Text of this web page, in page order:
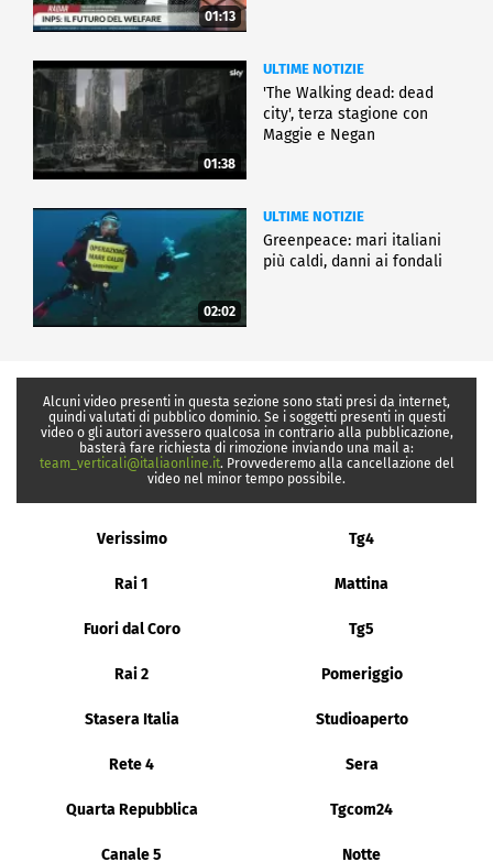
01:13
01:38
ULTIME NOTIZIE
'The Walking dead: dead
city', terza stagione con
Maggie e Negan
02:02
ULTIME NOTIZIE
Greenpeace: mari italiani
più caldi, danni ai fondali
Alcuni video presenti in questa sezione sono stati presi da internet,
quindi valutati di pubblico dominio. Se i soggetti presenti in questi
video o gli autori avessero qualcosa in contrario alla pubblicazione,
basterà fare richiesta di rimozione inviando una mail a:
team_verticali@italiaonline.it. Provvederemo alla cancellazione del
video nel minor tempo possibile.
Verissimo Tg4
Rai 1 Mattina
Fuori dal Coro Tg5
Rai 2 Pomeriggio
Stasera Italia Studioaperto
Rete 4 Sera
Quarta Repubblica Tgcom24
Canale 5 Notte